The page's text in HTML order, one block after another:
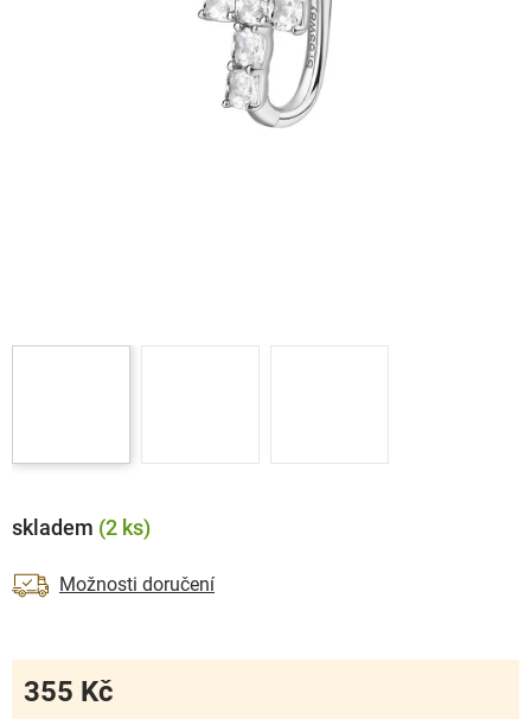
skladem (2 ks)
Možnosti doručení
355 Kč